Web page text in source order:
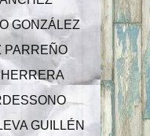
GONZÁLEZ
PARREÑO
GUILLÉN